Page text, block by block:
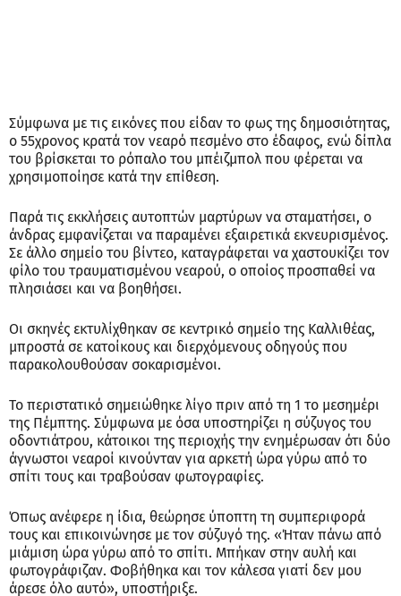
Σύμφωνα με τις εικόνες που είδαν το φως της δημοσιότητας,
ο 55χρονος κρατά τον νεαρό πεσμένο στο έδαφος, ενώ δίπλα
του βρίσκεται το ρόπαλο του μπέιζμπολ που φέρεται να
χρησιμοποίησε κατά την επίθεση.
Παρά τις εκκλήσεις αυτοπτών μαρτύρων να σταματήσει, ο
άνδρας εμφανίζεται να παραμένει εξαιρετικά εκνευρισμένος.
Σε άλλο σημείο του βίντεο, καταγράφεται να χαστουκίζει τον
φίλο του τραυματισμένου νεαρού, ο οποίος προσπαθεί να
πλησιάσει και να βοηθήσει.
Οι σκηνές εκτυλίχθηκαν σε κεντρικό σημείο της Καλλιθέας,
μπροστά σε κατοίκους και διερχόμενους οδηγούς που
παρακολουθούσαν σοκαρισμένοι.
Το περιστατικό σημειώθηκε λίγο πριν από τη 1 το μεσημέρι
της Πέμπτης. Σύμφωνα με όσα υποστηρίζει η σύζυγος του
οδοντιάτρου, κάτοικοι της περιοχής την ενημέρωσαν ότι δύο
άγνωστοι νεαροί κινούνταν για αρκετή ώρα γύρω από το
σπίτι τους και τραβούσαν φωτογραφίες.
Όπως ανέφερε η ίδια, θεώρησε ύποπτη τη συμπεριφορά
τους και επικοινώνησε με τον σύζυγό της. «Ήταν πάνω από
μιάμιση ώρα γύρω από το σπίτι. Μπήκαν στην αυλή και
φωτογράφιζαν. Φοβήθηκα και τον κάλεσα γιατί δεν μου
άρεσε όλο αυτό», υποστήριξε.